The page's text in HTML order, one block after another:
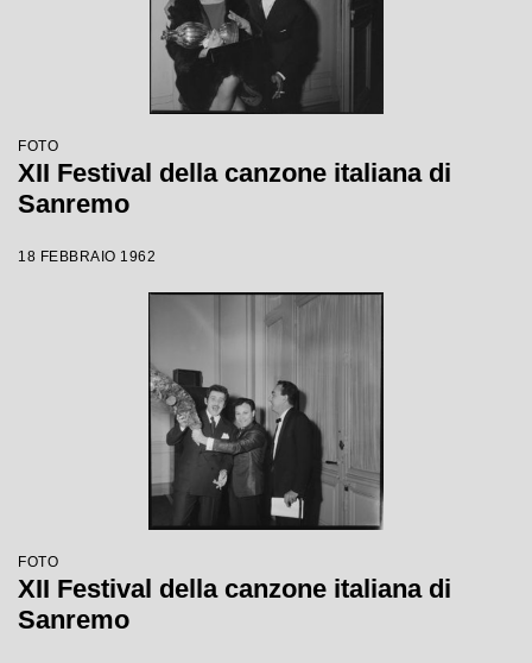
FOTO
XII Festival della canzone italiana di
Sanremo
18 FEBBRAIO 1962
FOTO
XII Festival della canzone italiana di
Sanremo